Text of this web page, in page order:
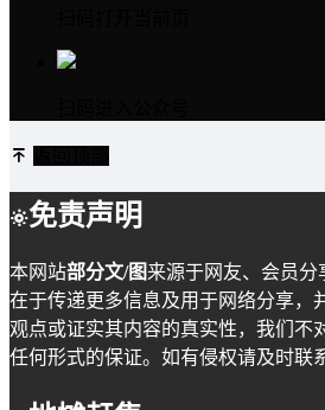
免责声明
本网站部分文/图来源于网友、会员
在于传递更多信息及用于网络分享，
观点或证实其内容的真实性，我们不
任何形式的保证。如有侵权请及时联